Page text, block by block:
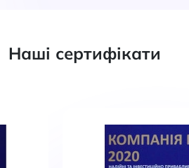
Наші сертифікати